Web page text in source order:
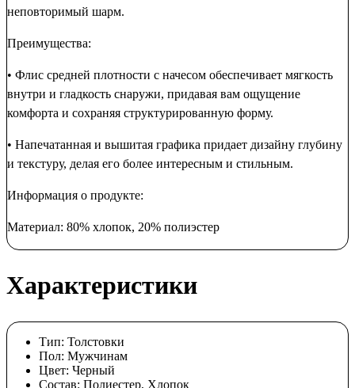
неповторимый шарм.
Преимущества:
• Флис средней плотности с начесом обеспечивает мягкость
внутри и гладкость снаружи, придавая вам ощущение
комфорта и сохраняя структурированную форму.
• Напечатанная и вышитая графика придает дизайну глубину
и текстуру, делая его более интересным и стильным.
Информация о продукте:
Материал: 80% хлопок, 20% полиэстер
Характеристики
Тип: Толстовки
Пол: Мужчинам
Цвет: Черный
Состав: Полиестер, Хлопок